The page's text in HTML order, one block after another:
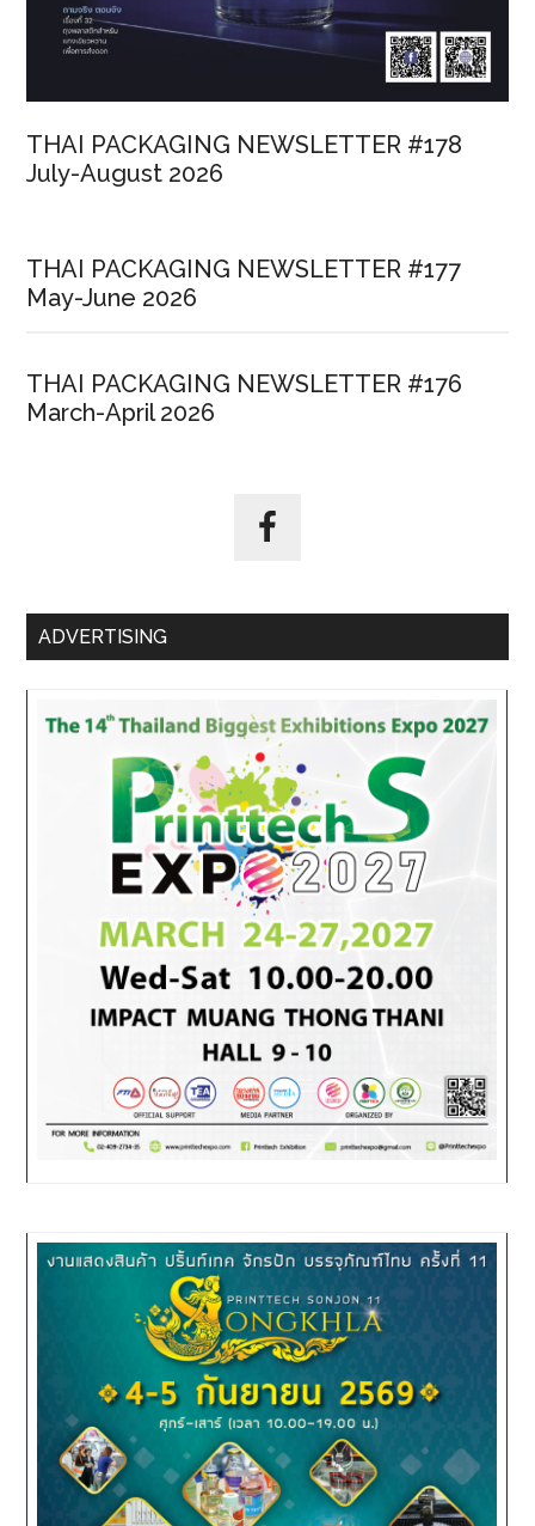
THAI PACKAGING NEWSLETTER #178
July-August 2026
THAI PACKAGING NEWSLETTER #177
May-June 2026
THAI PACKAGING NEWSLETTER #176
March-April 2026
ADVERTISING